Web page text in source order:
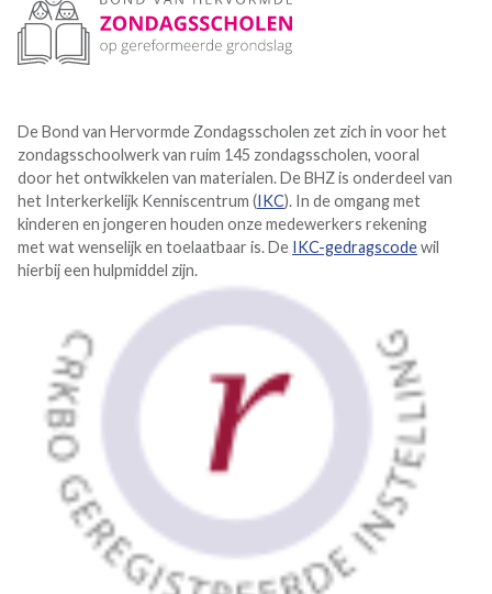
De Bond van Hervormde Zondagsscholen zet zich in voor het
zondagsschoolwerk van ruim 145 zondagsscholen, vooral
door het ontwikkelen van materialen. De BHZ is onderdeel van
het Interkerkelijk Kenniscentrum (IKC). In de omgang met
kinderen en jongeren houden onze medewerkers rekening
met wat wenselijk en toelaatbaar is. De IKC-gedragscodewil
hierbij een hulpmiddel zijn.